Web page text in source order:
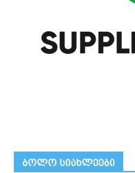
ᲑᲝᲚᲝ ᲡᲘᲐᲮᲚᲔᲔᲑᲘ